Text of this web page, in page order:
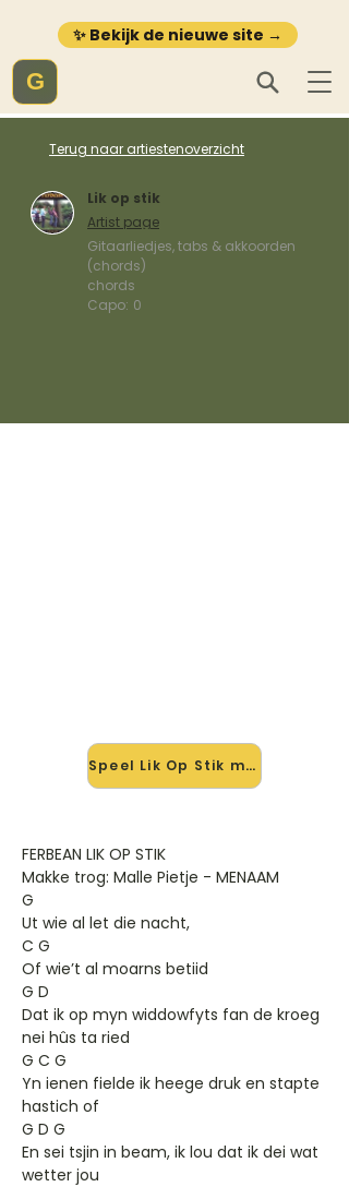
✨ Bekijk de nieuwe site →
G
Terug naar artiestenoverzicht
Lik op stik
Artist page
Gitaarliedjes, tabs & akkoorden
(chords)
chords
Capo: 0
Speel Lik Op Stik mee →
FERBEAN LIK OP STIK
Makke trog: Malle Pietje - MENAAM
G
Ut wie al let die nacht,
C G
Of wie’t al moarns betiid
G D
Dat ik op myn widdowfyts fan de kroeg
nei hûs ta ried
G C G
Yn ienen fielde ik heege druk en stapte
hastich of
G D G
En sei tsjin in beam, ik lou dat ik dei wat
wetter jou